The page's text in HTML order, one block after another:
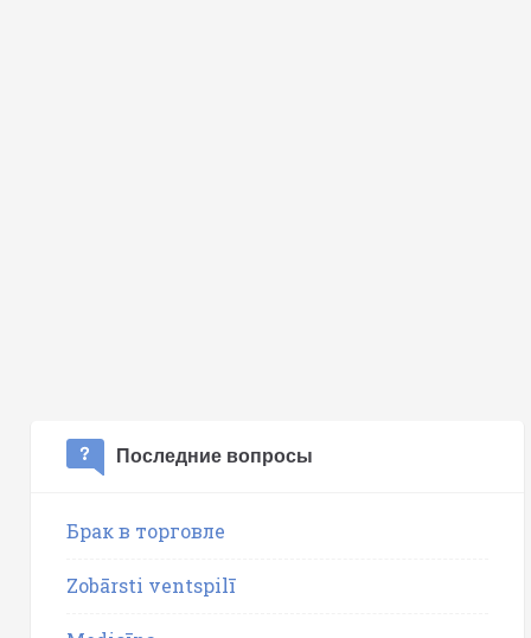
Последние вопросы
Брак в торговле
Zobārsti ventspilī